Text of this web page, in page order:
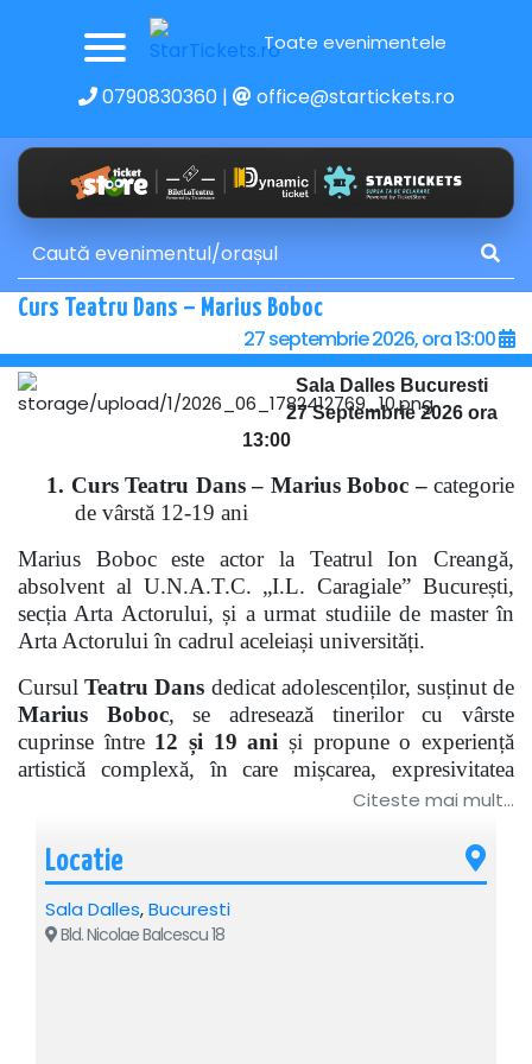
Toate evenimentele
0790830360| office@startickets.ro
Curs Teatru Dans – Marius Boboc
27 septembrie 2026, ora 13:00
Sala Dalles Bucuresti
27 Septembrie 2026 ora
13:00
1. Curs Teatru Dans – Marius Boboc – categorie
de vârstă 12-19 ani
Marius Boboc este actor la Teatrul Ion Creangă,
absolvent al U.N.A.T.C. „I.L. Caragiale” București,
secția Arta Actorului, și a urmat studiile de master în
Arta Actorului în cadrul aceleiași universități.
CursulTeatru Dans dedicat adolescenților, susținut de
Marius Boboc, se adresează tinerilor cu vârste
cuprinse între 12 și 19 ani și propune o experiență
artistică complexă, în care mișcarea, expresivitatea
corporală, vocea și interpretarea actoricească se
personale și scenice.
În completarea formării sale actoricești, Marius Boboc
are și o experiență solidă în dans urban, practicând
Citeste mai mult...
Locatie
Sala Dalles,Bucuresti
Bld. Nicolae Balcescu 18